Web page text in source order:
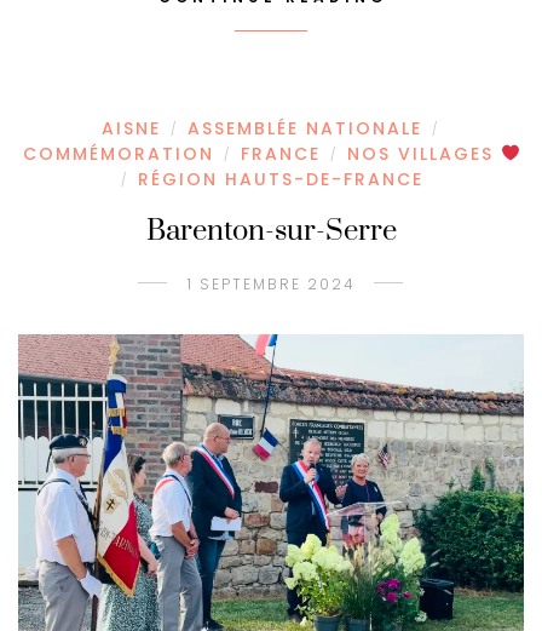
AISNE / ASSEMBLÉE NATIONALE /
COMMÉMORATION / FRANCE / NOS VILLAGES
/ RÉGION HAUTS-DE-FRANCE
Barenton-sur-Serre
1 SEPTEMBRE 2024